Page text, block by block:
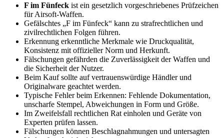
F im Fünfeck ist ein gesetzlich vorgeschriebenes Prüfzeichen
für Airsoft-Waffen.
Gefälschtes „F im Fünfeck“ kann zu strafrechtlichen und
zivilrechtlichen Folgen führen.
Erkennung erkenntliche Merkmale wie Druckqualität,
Konsistenz mit offizieller Norm und Herkunft.
Fälschungen gefährden die Zuverlässigkeit der Waffen und
die Sicherheit der Nutzer.
Beim Kauf sollte auf vertrauenswürdige Händler und
Originalware geachtet werden.
Typische Fehler beim Erkennen: Fehlende Dokumentation,
unscharfe Stempel, Abweichungen in Form und Größe.
Im Zweifelsfall rechtlichen Rat einholen und Geräte von
Experten prüfen lassen.
Fälschungen können Beschlagnahmungen und untersagten